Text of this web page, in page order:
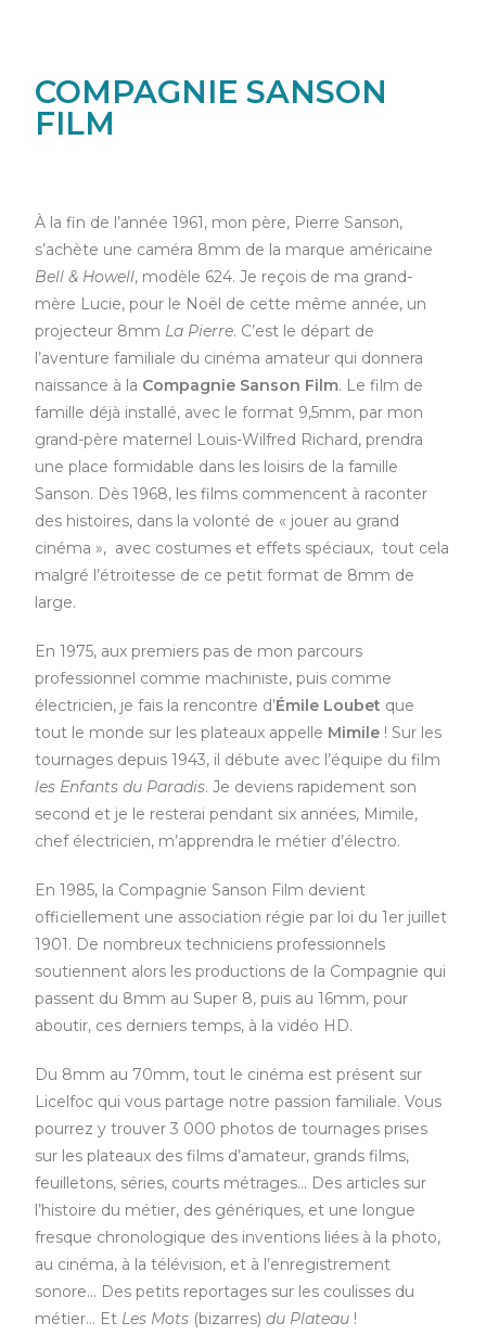
COMPAGNIE SANSON
FILM
À la fin de l’année 1961, mon père, Pierre Sanson,
s’achète une caméra 8mm de la marque américaine
Bell & Howell, modèle 624. Je reçois de ma grand-
mère Lucie, pour le Noël de cette même année, un
projecteur 8mm La Pierre. C’est le départ de
l’aventure familiale du cinéma amateur qui donnera
naissance à la Compagnie Sanson Film. Le film de
famille déjà installé, avec le format 9,5mm, par mon
grand-père maternel Louis-Wilfred Richard, prendra
une place formidable dans les loisirs de la famille
Sanson. Dès 1968, les films commencent à raconter
des histoires, dans la volonté de « jouer au grand
cinéma », avec costumes et effets spéciaux, tout cela
malgré l’étroitesse de ce petit format de 8mm de
large.
En 1975, aux premiers pas de mon parcours
professionnel comme machiniste, puis comme
électricien, je fais la rencontre d’Émile Loubet que
tout le monde sur les plateaux appelle Mimile ! Sur les
tournages depuis 1943, il débute avec l’équipe du film
les Enfants du Paradis. Je deviens rapidement son
second et je le resterai pendant six années, Mimile,
chef électricien, m’apprendra le métier d’électro.
En 1985, la Compagnie Sanson Film devient
officiellement une association régie par loi du 1er juillet
1901. De nombreux techniciens professionnels
soutiennent alors les productions de la Compagnie qui
passent du 8mm au Super 8, puis au 16mm, pour
aboutir, ces derniers temps, à la vidéo HD.
Du 8mm au 70mm, tout le cinéma est présent sur
Licelfoc qui vous partage notre passion familiale. Vous
pourrez y trouver 3 000 photos de tournages prises
sur les plateaux des films d’amateur, grands films,
feuilletons, séries, courts métrages… Des articles sur
l’histoire du métier, des génériques, et une longue
fresque chronologique des inventions liées à la photo,
au cinéma, à la télévision, et à l’enregistrement
sonore… Des petits reportages sur les coulisses du
métier… Et Les Mots (bizarres)du Plateau !